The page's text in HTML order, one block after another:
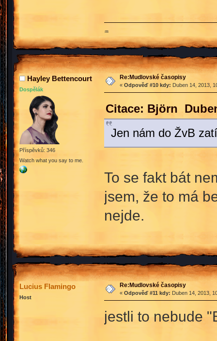
♒
Hayley Bettencourt
Dospělák
Příspěvků: 346
Watch what you say to me.
Re:Mudlovské časopisy
« Odpověď #10 kdy: Duben 14, 2013,
Citace: Björn
Jen nám do ŽvB
To se fakt bát
jsem, že to má
nejde.
Lucius Flamingo
Host
Re:Mudlovské časopisy
« Odpověď #11 kdy: Duben 14, 2013,
jestli to nebude